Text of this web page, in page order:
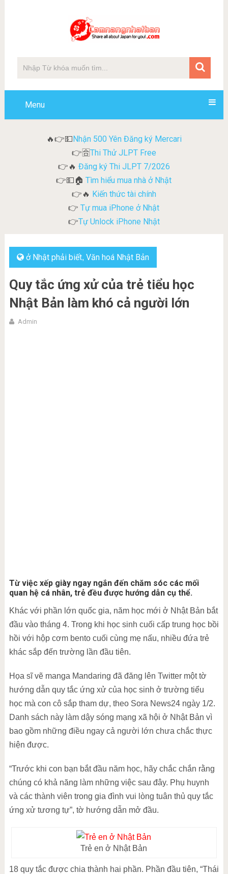
Menu
🔥👉💵Nhận 500 Yên Đăng ký Mercari
👉🈴Thi Thử JLPT Free
👉🔥 Đăng ký Thi JLPT 7/2026
👉💵🏠Tìm hiểu mua nhà ở Nhật
👉🔥 Kiến thức tài chính
👉 Tự mua iPhone ở Nhật
👉Tự Unlock iPhone Nhật
ở Nhật phải biết, Văn hoá Nhật Bản
Quy tắc ứng xử của trẻ tiểu học
Nhật Bản làm khó cả người lớn
Admin
Từ việc xếp giày ngay ngắn đến chăm sóc các mối
quan hệ cá nhân, trẻ đều được hướng dẫn cụ thể.
Khác với phần lớn quốc gia, năm học mới ở Nhật Bản bắt
đầu vào tháng 4. Trong khi học sinh cuối cấp trung học bồi
hồi với hộp cơm bento cuối cùng mẹ nấu, nhiều đứa trẻ
khác sắp đến trường lần đầu tiên.
Họa sĩ vẽ manga Mandaring đã đăng lên Twitter một tờ
hướng dẫn quy tắc ứng xử của học sinh ở trường tiểu
học mà con cô sắp tham dự, theo Sora News24 ngày 1/2.
Danh sách này làm dậy sóng mạng xã hội ở Nhật Bản vì
bao gồm những điều ngay cả người lớn chưa chắc thực
hiện được.
“Trước khi con bạn bắt đầu năm học, hãy chắc chắn rằng
chúng có khả năng làm những việc sau đây. Phụ huynh
và các thành viên trong gia đình vui lòng tuân thủ quy tắc
ứng xử tương tự”, tờ hướng dẫn mở đầu.
Trẻ en ở Nhật Bản
18 quy tắc được chia thành hai phần. Phần đầu tiên, “Thái